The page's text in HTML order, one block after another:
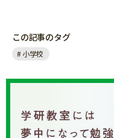
この記事のタグ
小学校